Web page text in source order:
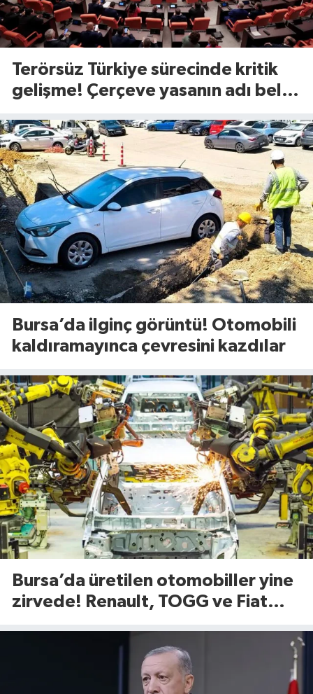
Terörsüz Türkiye sürecinde kritik
gelişme! Çerçeve yasanın adı belli
Bursa’da ilginç görüntü! Otomobili
kaldıramayınca çevresini kazdılar
Bursa’da üretilen otomobiller yine
zirvede! Renault, TOGG ve Fiat